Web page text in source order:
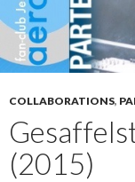
COLLABORATIONS,
(2015)